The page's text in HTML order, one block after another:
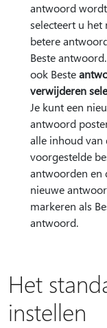
antwoord
selecteert u het
betere
Beste
ook Beste
verwijderen
Je kunt een
antwoord
alle inhoud van
voorgestelde
antwoorden en
nieuwe
markeren als
antwoord.
Het
instellen